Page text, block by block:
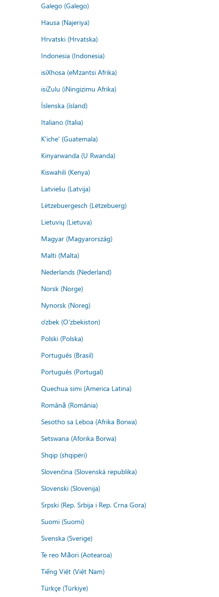
Galego (Galego)
Hausa (Najeriya)
Hrvatski (Hrvatska)
Indonesia (Indonesia)
isiXhosa (eMzantsi Afrika)
isiZulu (iNingizimu Afrika)
Íslenska (ísland)
Italiano (Italia)
K'iche' (Guatemala)
Kinyarwanda (U Rwanda)
Kiswahili (Kenya)
Latviešu (Latvija)
Lëtzebuergesch (Lëtzebuerg)
Lietuvių (Lietuva)
Magyar (Magyarország)
Malti (Malta)
Nederlands (Nederland)
Norsk (Norge)
Nynorsk (Noreg)
o'zbek (O'zbekiston)
Polski (Polska)
Português (Brasil)
Português (Portugal)
Quechua simi (America Latina)
Română (România)
Sesotho sa Leboa (Afrika Borwa)
Setswana (Aforika Borwa)
Shqip (shqipëri)
Slovenčina (Slovenská republika)
Slovenski (Slovenija)
Srpski (Rep. Srbija i Rep. Crna Gora)
Suomi (Suomi)
Svenska (Sverige)
Te reo Māori (Aotearoa)
Tiếng Việt (Việt Nam)
Türkçe (Türkiye)